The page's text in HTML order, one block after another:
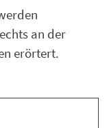
an der
erörtert.